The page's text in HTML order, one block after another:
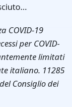
COVID-19
per COVID-
limitati
italiano. 11285
Consiglio dei